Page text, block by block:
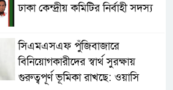
ঢাকা কেন্দ্রীয় কমিটির নির্বাহী সদস্য
সিএমএসএফ পুঁজিবাজারে
বিনিয়োগকারীদের স্বার্থ সুরক্ষায়
গুরুত্বপূর্ণ ভূমিকা রাখছে: ওয়াসি